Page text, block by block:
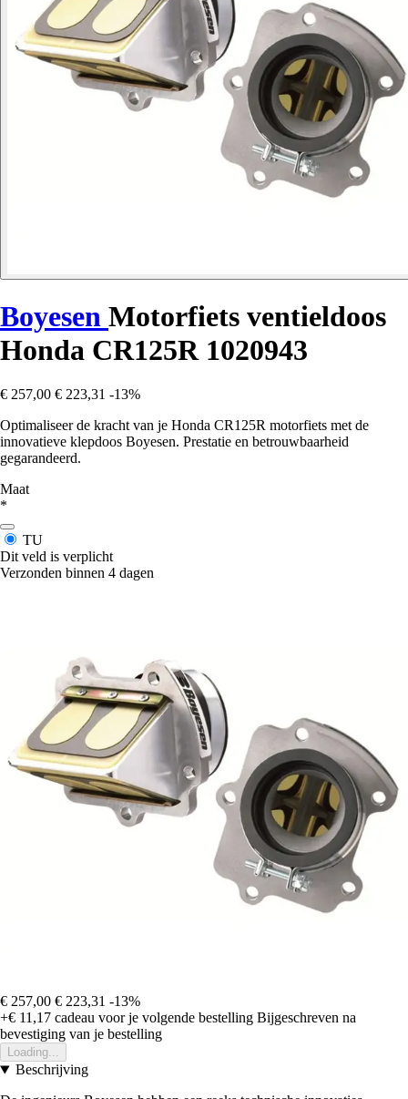
Boyesen Motorfiets ventieldoos
Honda CR125R 1020943
€ 257,00 € 223,31 -13%
Optimaliseer de kracht van je Honda CR125R motorfiets met de
innovatieve klepdoos Boyesen. Prestatie en betrouwbaarheid
gegarandeerd.
Maat
*
TU
Dit veld is verplicht
Verzonden binnen 4 dagen
€ 257,00 € 223,31 -13%
+€ 11,17 cadeau voor je volgende bestelling Bijgeschreven na
bevestiging van je bestelling
Loading...
Beschrijving